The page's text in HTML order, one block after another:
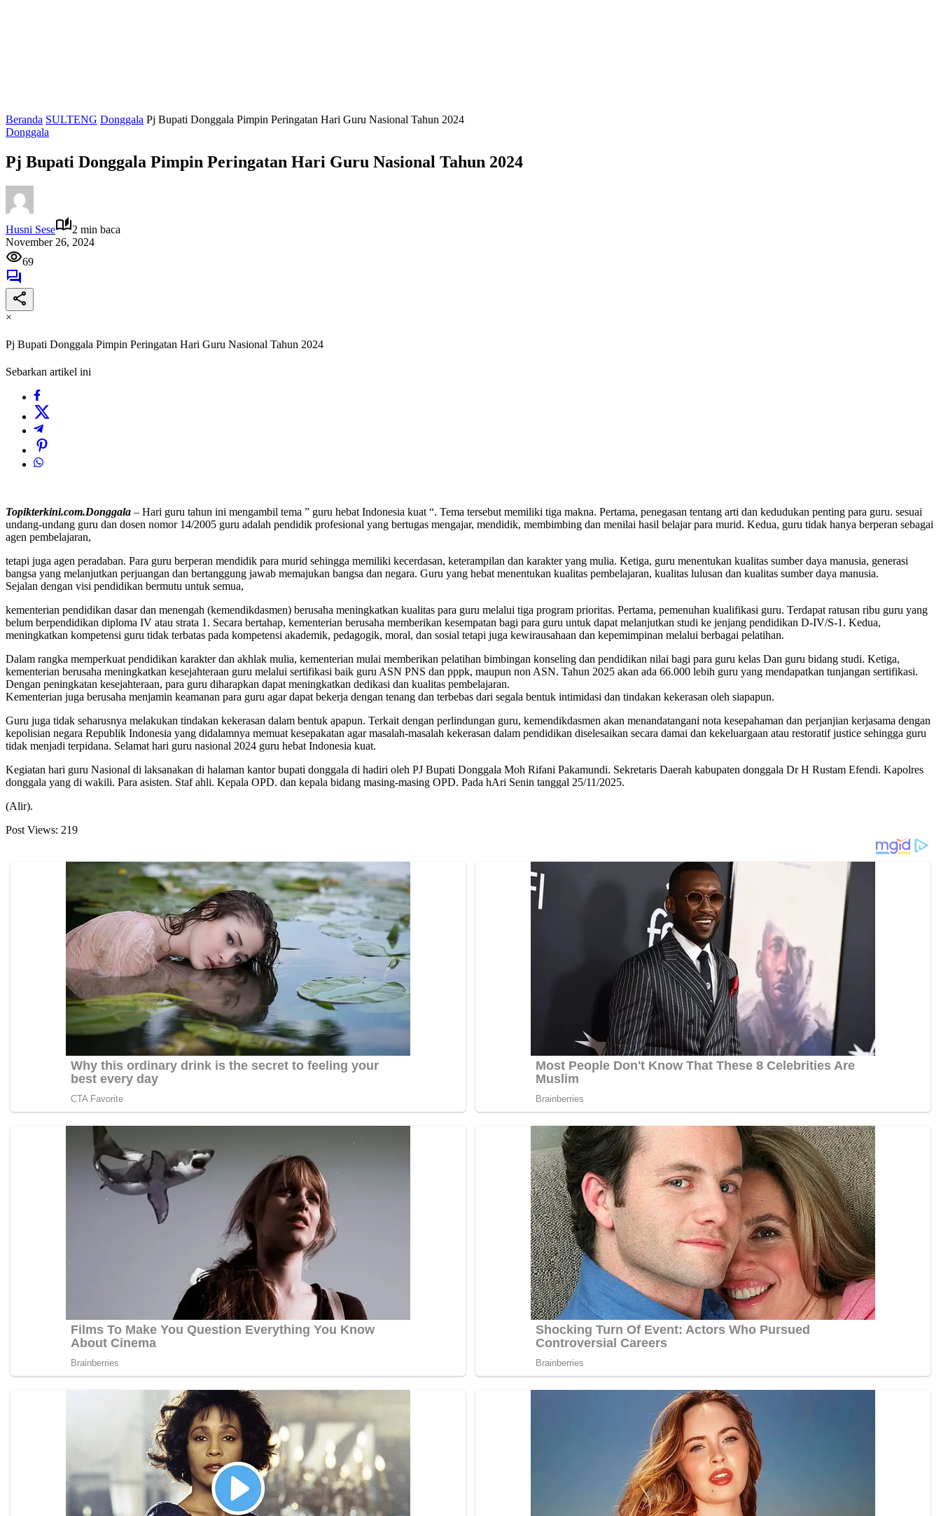
Beranda SULTENG Donggala Pj Bupati Donggala Pimpin Peringatan Hari Guru Nasional Tahun 2024
Donggala
Pj Bupati Donggala Pimpin Peringatan Hari Guru Nasional Tahun 2024
Husni Sese
2 min baca
November 26, 2024
69
×
Pj Bupati Donggala Pimpin Peringatan Hari Guru Nasional Tahun 2024
Sebarkan artikel ini
Topikterkini.com.Donggala – Hari guru tahun ini mengambil tema ” guru hebat Indonesia kuat “. Tema tersebut memiliki tiga makna. Pertama, penegasan tentang arti dan kedudukan penting para guru. sesuai
undang-undang guru dan dosen nomor 14/2005 guru adalah pendidik profesional yang bertugas mengajar, mendidik, membimbing dan menilai hasil belajar para murid. Kedua, guru tidak hanya berperan sebagai
agen pembelajaran,
tetapi juga agen peradaban. Para guru berperan mendidik para murid sehingga memiliki kecerdasan, keterampilan dan karakter yang mulia. Ketiga, guru menentukan kualitas sumber daya manusia, generasi
bangsa yang melanjutkan perjuangan dan bertanggung jawab memajukan bangsa dan negara. Guru yang hebat menentukan kualitas pembelajaran, kualitas lulusan dan kualitas sumber daya manusia.
Sejalan dengan visi pendidikan bermutu untuk semua,
kementerian pendidikan dasar dan menengah (kemendikdasmen) berusaha meningkatkan kualitas para guru melalui tiga program prioritas. Pertama, pemenuhan kualifikasi guru. Terdapat ratusan ribu guru yang
belum berpendidikan diploma IV atau strata 1. Secara bertahap, kementerian berusaha memberikan kesempatan bagi para guru untuk dapat melanjutkan studi ke jenjang pendidikan D-IV/S-1. Kedua,
meningkatkan kompetensi guru tidak terbatas pada kompetensi akademik, pedagogik, moral, dan sosial tetapi juga kewirausahaan dan kepemimpinan melalui berbagai pelatihan.
Dalam rangka memperkuat pendidikan karakter dan akhlak mulia, kementerian mulai memberikan pelatihan bimbingan konseling dan pendidikan nilai bagi para guru kelas Dan guru bidang studi. Ketiga,
kementerian berusaha meningkatkan kesejahteraan guru melalui sertifikasi baik guru ASN PNS dan pppk, maupun non ASN. Tahun 2025 akan ada 66.000 lebih guru yang mendapatkan tunjangan sertifikasi.
Dengan peningkatan kesejahteraan, para guru diharapkan dapat meningkatkan dedikasi dan kualitas pembelajaran.
Kementerian juga berusaha menjamin keamanan para guru agar dapat bekerja dengan tenang dan terbebas dari segala bentuk intimidasi dan tindakan kekerasan oleh siapapun.
Guru juga tidak seharusnya melakukan tindakan kekerasan dalam bentuk apapun. Terkait dengan perlindungan guru, kemendikdasmen akan menandatangani nota kesepahaman dan perjanjian kerjasama dengan
kepolisian negara Republik Indonesia yang didalamnya memuat kesepakatan agar masalah-masalah kekerasan dalam pendidikan diselesaikan secara damai dan kekeluargaan atau restoratif justice sehingga guru
tidak menjadi terpidana. Selamat hari guru nasional 2024 guru hebat Indonesia kuat.
Kegiatan hari guru Nasional di laksanakan di halaman kantor bupati donggala di hadiri oleh PJ Bupati Donggala Moh Rifani Pakamundi. Sekretaris Daerah kabupaten donggala Dr H Rustam Efendi. Kapolres
donggala yang di wakili. Para asisten. Staf ahli. Kepala OPD. dan kepala bidang masing-masing OPD. Pada hAri Senin tanggal 25/11/2025.
(Alir).
Post Views: 219